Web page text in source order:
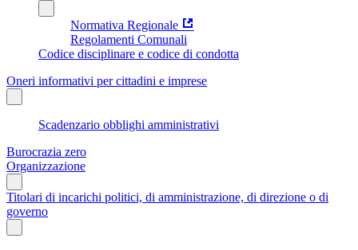
Normativa Regionale
Regolamenti Comunali
Codice disciplinare e codice di condotta
Oneri informativi per cittadini e imprese
Scadenzario obblighi amministrativi
Burocrazia zero
Organizzazione
Titolari di incarichi politici, di amministrazione, di direzione o di
governo